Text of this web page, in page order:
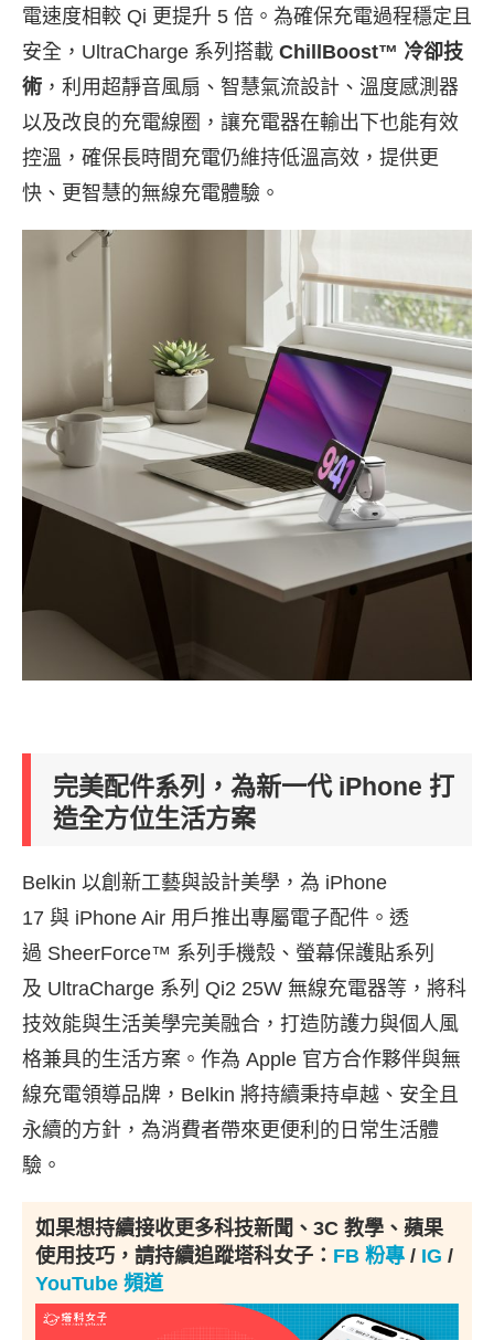
電速度相較 Qi 更提升 5 倍。為確保充電過程穩定且
安全，UltraCharge 系列搭載 ChillBoost™ 冷卻技
術 ，利用超靜音風扇、智慧氣流設計、溫度感測器
以及改良的充電線圈，讓充電器在輸出下也能有效
控溫，確保長時間充電仍維持低溫高效，提供更
快、更智慧的無線充電體驗。
完美配件系列，為新一代 iPhone 打
造全方位生活方案
Belkin 以創新工藝與設計美學，為 iPhone
17 與 iPhone Air 用戶推出專屬電子配件。透
過 SheerForce™ 系列手機殼、螢幕保護貼系列
及 UltraCharge 系列 Qi2 25W 無線充電器等，將科
技效能與生活美學完美融合，打造防護力與個人風
格兼具的生活方案。作為 Apple 官方合作夥伴與無
線充電領導品牌，Belkin 將持續秉持卓越、安全且
永續的方針，為消費者帶來更便利的日常生活體
驗。
如果想持續接收更多科技新聞、3C 教學、蘋果
使用技巧，請持續追蹤塔科女子： FB 粉專 / IG /
YouTube 頻道